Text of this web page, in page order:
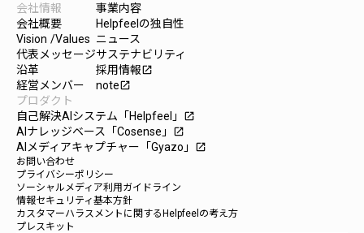
会社情報
会社概要
Vision /Values
代表メッセージ
沿革
経営メンバー
事業内容
Helpfeelの独自性
ニュース
サステナビリティ
採用情報launch
notelaunch
プロダクト
自己解決AIシステム「Helpfeel」
launch
AIナレッジベース「Cosense」 launch
AIメディアキャプチャー「Gyazo」
launch
お問い合わせ
プライバシーポリシー
ソーシャルメディア利用ガイドライン
情報セキュリティ基本方針
カスタマーハラスメントに関するHelpfeelの考え方
プレスキット